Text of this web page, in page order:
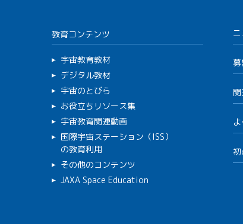
教育コンテンツ
宇宙教育教材
デジタル教材
宇宙のとびら
お役立ちリソース集
宇宙教育関連動画
国際宇宙ステーション（ISS）
の教育利用
その他のコンテンツ
JAXA Space Education
募